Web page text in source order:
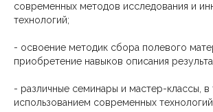
современных методов исследования и
технологий;
- освоение методик сбора полевого
приобретение навыков описания
- различные семинары и мастер-классы, в
использованием современных технологий.